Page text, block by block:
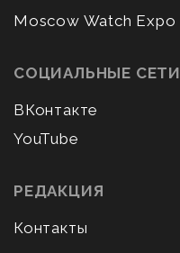
Moscow Watch Expo
СОЦИАЛЬНЫЕ СЕТИ
ВКонтакте
YouTube
РЕДАКЦИЯ
Контакты